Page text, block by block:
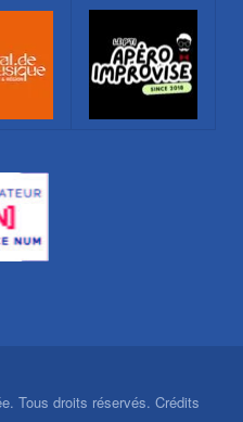
Tous droits réservés. Crédits